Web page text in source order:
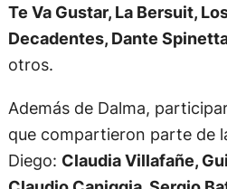
Te Va Gustar, La Bersuit,
Decadentes, Dante
otros.
Además de Dalma,
que compartieron parte de
Diego: Claudia Villafañe,